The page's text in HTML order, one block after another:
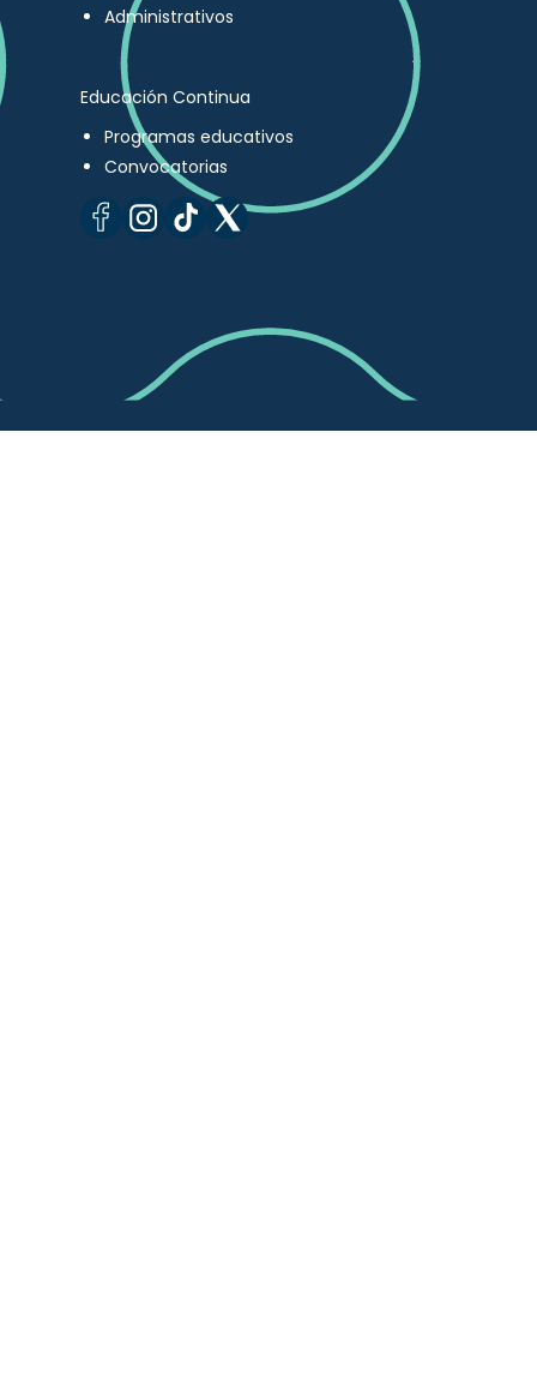
Administrativos
Educación Continua
Programas educativos
Convocatorias